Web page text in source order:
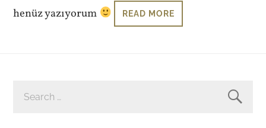
henüz yazıyorum
READ MORE
FOR: